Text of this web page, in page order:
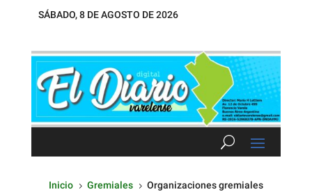
SÁBADO, 8 DE AGOSTO DE 2026
Inicio 5 Gremiales 5 Organizaciones gremiales